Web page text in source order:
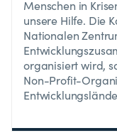
Menschen in
unsere Hilfe. Die
Nationalen
organisiert wird,
Non-Profit-